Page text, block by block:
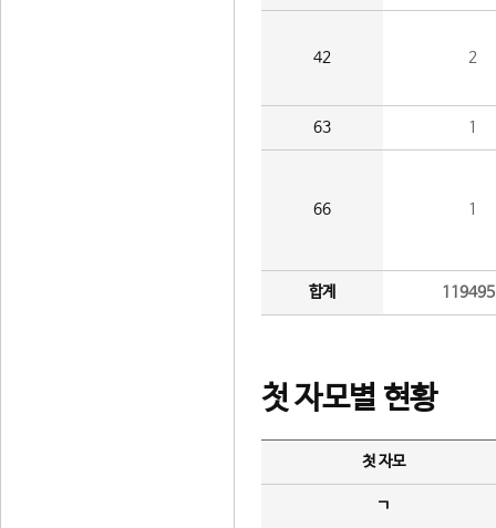
42 2
63 1
66 1
합계
첫 자모별 현황
첫 자모
ㄱ